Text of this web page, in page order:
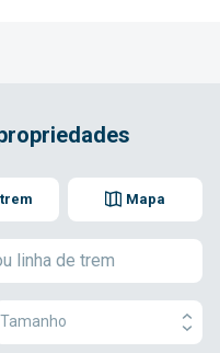
Mapa
Tamanho